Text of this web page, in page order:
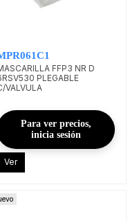
FFP3 NR D
PLEGABLE
VALVULA
Para ver precios,
inicia sesión
Ver